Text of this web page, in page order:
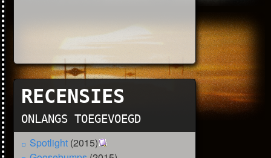
RECENSIES
ONLANGS TOEGEVOEGD
Spotlight (2015)